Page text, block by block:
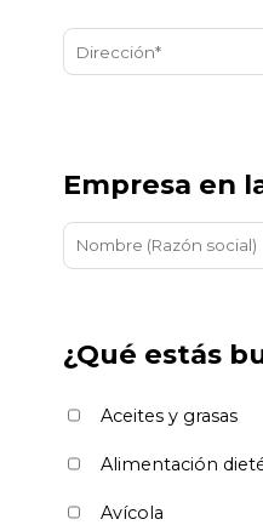
Empresa en
¿Qué estás
Aceites y grasas
Alimentación
Avícola